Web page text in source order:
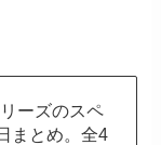
ーズのスペ
まとめ。全4